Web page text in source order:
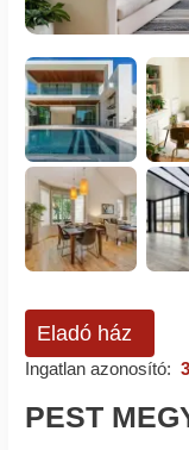
Eladó ház
Ingatlan azonosító:
PEST